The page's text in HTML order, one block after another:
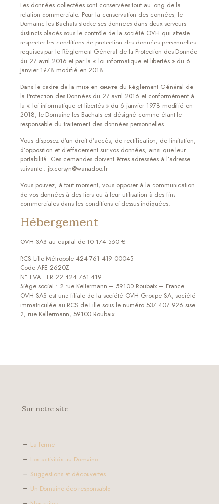
Les données collectées sont conservées tout au long de la
relation commerciale. Pour la conservation des données, le
Domaine les Bachats stocke ses données dans deux serveurs
distincts placés sous le contrôle de la société OVH qui atteste
respecter les conditions de protection des données personnelles
requises par le Règlement Général de la Protection des Donnée
du 27 avril 2016 et par la « loi informatique et libertés » du 6
Janvier 1978 modifié en 2018.
Dans le cadre de la mise en œuvre du Règlement Général de
la Protection des Données du 27 avril 2016 et conformément à
la « loi informatique et libertés » du 6 janvier 1978 modifié en
2018, le Domaine les Bachats est désigné comme étant le
responsable du traitement des données personnelles.
Vous disposez d’un droit d’accès, de rectification, de limitation,
d’opposition et d’effacement sur vos données, ainsi que leur
portabilité. Ces demandes doivent êtres adressées à l’adresse
suivante : jb.corsyn@wanadoo.fr
Vous pouvez, à tout moment, vous opposer à la communication
de vos données à des tiers ou à leur utilisation à des fins
commerciales dans les conditions ci-dessus-indiquées.
Hébergement
OVH SAS au capital de 10 174 560 €
RCS Lille Métropole 424 761 419 00045
Code APE 2620Z
N° TVA : FR 22 424 761 419
Siège social : 2 rue Kellermann – 59100 Roubaix – France
OVH SAS est une filiale de la société OVH Groupe SA, société
immatriculée au RCS de Lille sous le numéro 537 407 926 sise
2, rue Kellermann, 59100 Roubaix
Sur notre site
La ferme
Les activités au Domaine
Suggestions et découvertes
Un Domaine éco-responsable